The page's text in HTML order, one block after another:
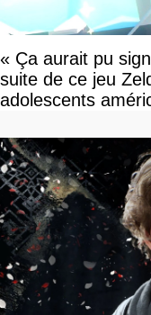
« Ça aurait pu
suite de ce jeu
adolescents